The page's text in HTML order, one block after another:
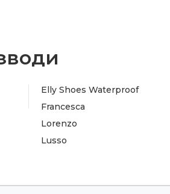
Elly Shoes Waterproof
Francesca
Lorenzo
Lusso